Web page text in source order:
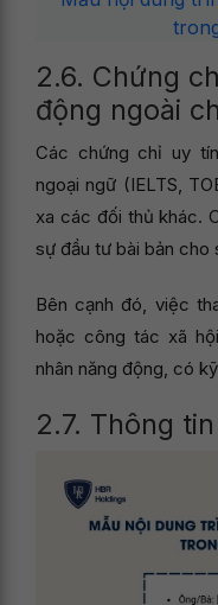
2.6. Chứng
động ngoài
Các chứng chỉ uy
ngoại ngữ (IELTS,
xa các đối thủ khác.
sự đầu tư bài bản cho
Bên cạnh đó, việc
hoặc công tác xã
nhân năng động, có
2.7. Thông